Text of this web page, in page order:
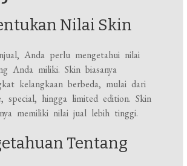
Nilai Skin
Anda perlu mengetahui nilai
Anda miliki. Skin biasanya
kelangkaan berbeda, mulai dari
special, hingga limited edition. Skin
memiliki nilai jual lebih tinggi.
Tentang